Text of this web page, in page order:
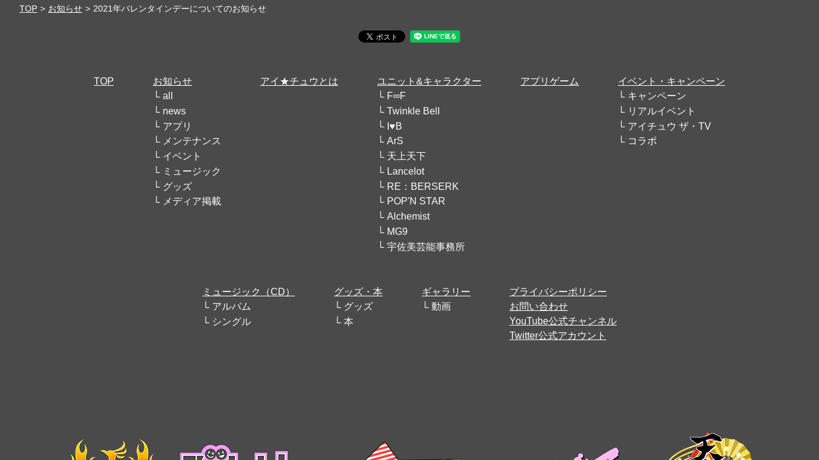
TOP お知らせ 2021年バレンタインデーについてのお知らせ
TOP
お知らせ
all
news
アプリ
メンテナンス
イベント
ミュージック
グッズ
メディア掲載
アイ★チュウとは
ユニット&キャラクター
F∞F
Twinkle Bell
I♥B
ArS
天上天下
Lancelot
RE：BERSERK
POP'N STAR
Alchemist
MG9
宇佐美芸能事務所
アプリゲーム
イベント・キャンペーン
キャンペーン
リアルイベント
アイチュウ ザ・TV
コラボ
ミュージック（CD）
アルバム
シングル
グッズ・本
グッズ
本
ギャラリー
動画
プライバシーポリシー
お問い合わせ
YouTube公式チャンネル
Twitter公式アカウント